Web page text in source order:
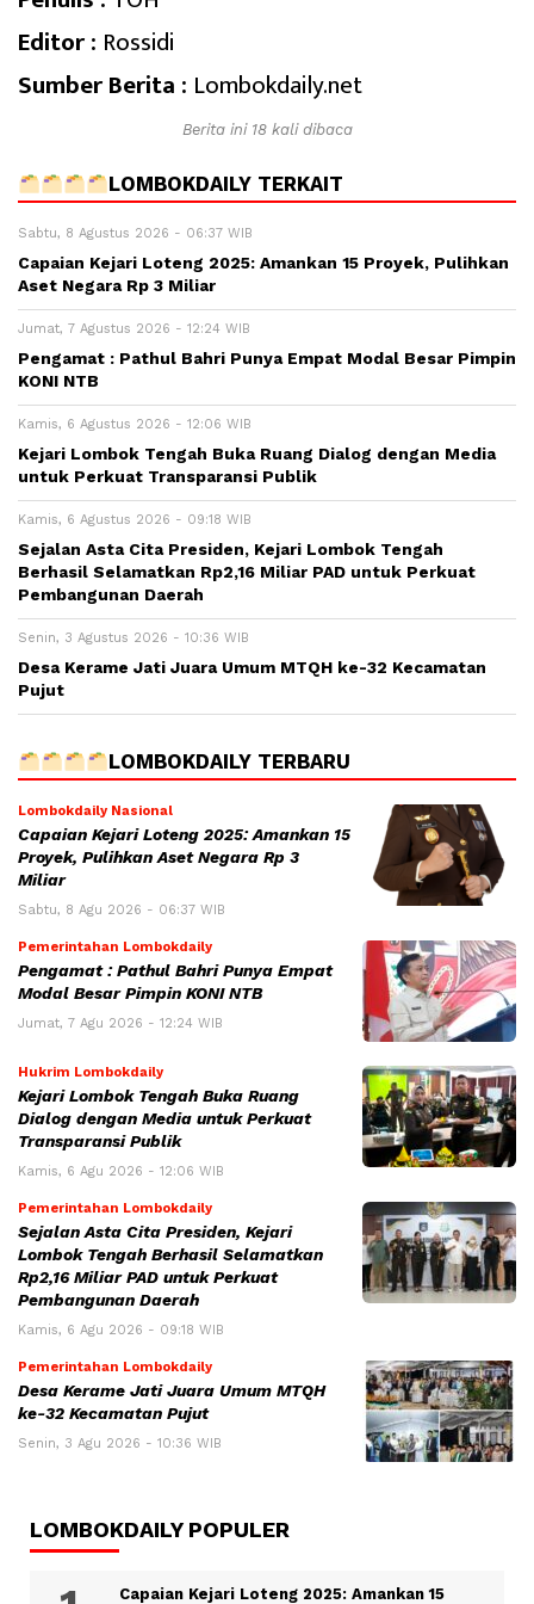
Editor : Rossidi
Sumber Berita : Lombokdaily.net
Berita ini 18 kali dibaca
LOMBOKDAILY TERKAIT
Sabtu, 8 Agustus 2026 - 06:37 WIB
Capaian Kejari Loteng 2025: Amankan 15 Proyek, Pulihkan
Aset Negara Rp 3 Miliar
Jumat, 7 Agustus 2026 - 12:24 WIB
Pengamat : Pathul Bahri Punya Empat Modal Besar Pimpin
KONI NTB
Kamis, 6 Agustus 2026 - 12:06 WIB
Kejari Lombok Tengah Buka Ruang Dialog dengan Media
untuk Perkuat Transparansi Publik
Kamis, 6 Agustus 2026 - 09:18 WIB
Sejalan Asta Cita Presiden, Kejari Lombok Tengah
Berhasil Selamatkan Rp2,16 Miliar PAD untuk Perkuat
Pembangunan Daerah
Senin, 3 Agustus 2026 - 10:36 WIB
Desa Kerame Jati Juara Umum MTQH ke-32 Kecamatan
Pujut
LOMBOKDAILY TERBARU
Lombokdaily Nasional
Capaian Kejari Loteng 2025: Amankan 15
Proyek, Pulihkan Aset Negara Rp 3
Miliar
Sabtu, 8 Agu 2026 - 06:37 WIB
Pemerintahan Lombokdaily
Pengamat : Pathul Bahri Punya Empat
Modal Besar Pimpin KONI NTB
Jumat, 7 Agu 2026 - 12:24 WIB
Hukrim Lombokdaily
Kejari Lombok Tengah Buka Ruang
Dialog dengan Media untuk Perkuat
Transparansi Publik
Kamis, 6 Agu 2026 - 12:06 WIB
Pemerintahan Lombokdaily
Sejalan Asta Cita Presiden, Kejari
Lombok Tengah Berhasil Selamatkan
Rp2,16 Miliar PAD untuk Perkuat
Pembangunan Daerah
Kamis, 6 Agu 2026 - 09:18 WIB
Pemerintahan Lombokdaily
Desa Kerame Jati Juara Umum MTQH
ke-32 Kecamatan Pujut
Senin, 3 Agu 2026 - 10:36 WIB
LOMBOKDAILY POPULER
Capaian Kejari Loteng 2025: Amankan 15